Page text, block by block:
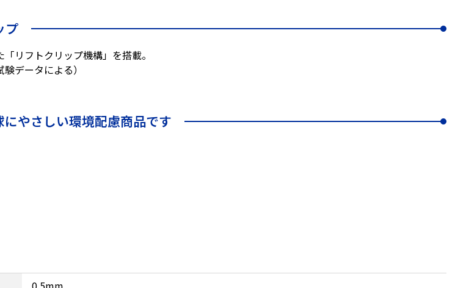
プ
リフトクリップ機構」を搭載。
データによる）
やさしい環境配慮商品です